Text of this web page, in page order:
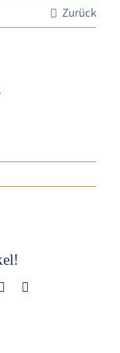
Zurück